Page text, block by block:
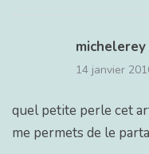
michelerey
14 janvier
quel petite perle cet
me permets de le